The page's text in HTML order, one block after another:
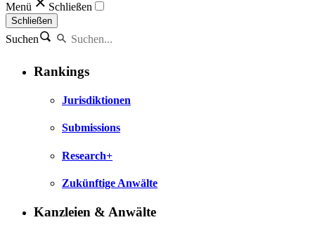
Menü Schließen
Schließen
Suchen
Rankings
Jurisdiktionen
Submissions
Research+
Zukünftige Anwälte
Kanzleien & Anwälte